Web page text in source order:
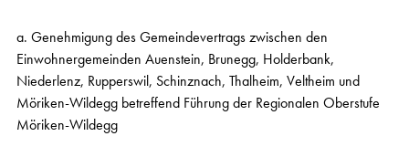
a. Genehmigung des Gemeindevertrags zwischen den
Einwohnergemeinden Auenstein, Brunegg, Holderbank,
Niederlenz, Rupperswil, Schinznach, Thalheim, Veltheim und
Möriken-Wildegg betreffend Führung der Regionalen Oberstufe
Möriken-Wildegg